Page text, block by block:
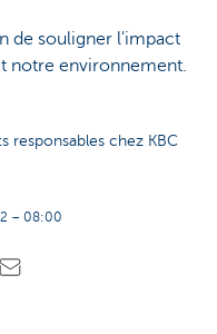
de souligner l'impact
notre environnement.
responsables chez KBC
– 08:00